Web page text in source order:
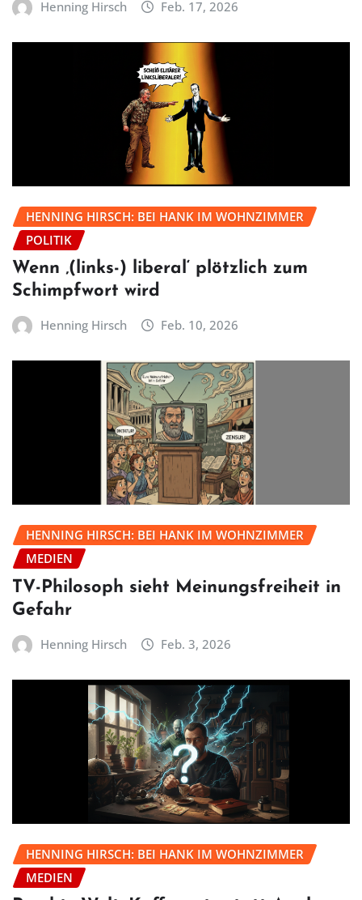
Henning Hirsch Feb. 17, 2026
HENNING HIRSCH: BEI HANK IM WOHNZIMMER
POLITIK
Wenn ‚(links-) liberal‘ plötzlich zum
Schimpfwort wird
Henning Hirsch Feb. 10, 2026
HENNING HIRSCH: BEI HANK IM WOHNZIMMER
MEDIEN
TV-Philosoph sieht Meinungsfreiheit in
Gefahr
Henning Hirsch Feb. 3, 2026
HENNING HIRSCH: BEI HANK IM WOHNZIMMER
MEDIEN